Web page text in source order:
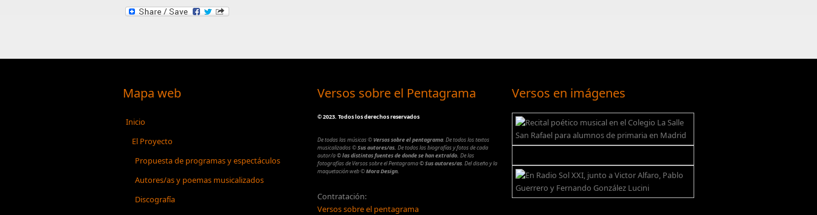
Mapa web
Inicio
El Proyecto
Propuesta de programas y espectáculos
Autores/as y poemas musicalizados
Discografía
Versos sobre el Pentagrama
©2023. Todos los derechos reservados
De todas las músicas© Versos sobre el pentagrama. De todos los textos
musicalizados©Sus autores/as. De todos las biografías y fotos de cada
autor/a© las distintas fuentes de donde se han extraído. De las
fotografías de Versos sobre el Pentagrama© Sus autores/as. Del diseño y la
maquetación web©Mora Design.
Contratación:
Versos sobre el pentagrama
Versos en imágenes